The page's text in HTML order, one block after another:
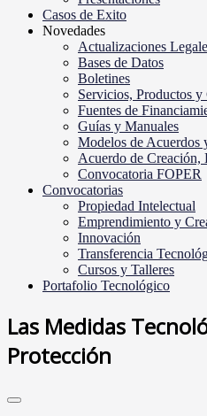
Casos de Exito
Novedades
Actualizaciones
Bases de Datos
Boletines
Servicios, Productos
Fuentes de
Guías y Manuales
Modelos de Acuerdos
Acuerdo de Creación,
Convocatoria FOPER
Convocatorias
Propiedad Intelectual
Emprendimiento y
Innovación
Transferencia
Cursos y Talleres
Portafolio Tecnológico
Las Medidas
Protección